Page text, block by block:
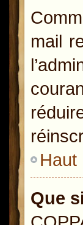
mail
Haut
Que